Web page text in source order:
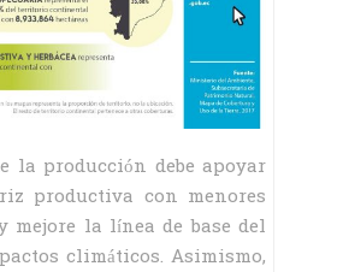
la producción debe apoyar
productiva con menores
mejore la línea de base del
climáticos. Asimismo,